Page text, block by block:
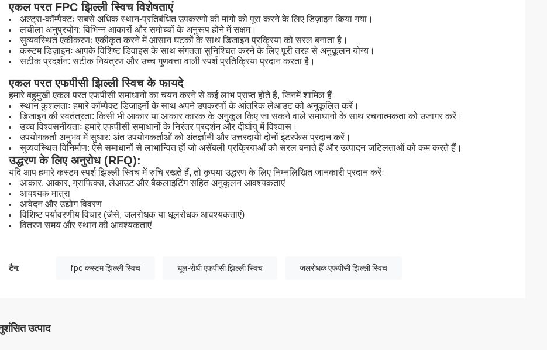
एकल परत FPC झिल्ली स्विच विशेषताएं
अल्ट्रा-कॉम्पैक्टः सबसे अधिक स्थान-प्रतिबंधित उपकरणों की मांगों को पूरा करने के लिए डिज़ाइन किया गया।
लचीला अनुप्रयोग: विभिन्न आकारों और समोच्चों के अनुरूप होने में सक्षम।
सुव्यवस्थित एकीकरणः एकीकृत करने में आसान घटकों के साथ डिजाइन प्रक्रिया को सरल बनाता है।
कस्टम डिज़ाइनः आपके विशिष्ट डिवाइस के साथ संगतता सुनिश्चित करने के लिए पूरी तरह से अनुकूलन योग्य।
सटीक प्रदर्शन: सटीक नियंत्रण और उच्च गुणवत्ता वाली स्पर्श प्रतिक्रिया प्रदान करता है।
एकल परत एफपीसी झिल्ली स्विच के फायदे
हमारे बहुमुखी एकल परत एफपीसी समाधानों का चयन करने से कई लाभ प्राप्त होते हैं, जिनमें शामिल हैंः
स्थान कुशलताः हमारे कॉम्पैक्ट डिजाइनों के साथ अपने उपकरणों के आंतरिक लेआउट को अनुकूलित करें।
डिजाइन की स्वतंत्रता: किसी भी आकार या आकार कारक के अनुकूल किए जा सकने वाले समाधानों के साथ रचनात्मकता को उजागर करें।
उच्च विश्वसनीयताः हमारे एफपीसी समाधानों के निरंतर प्रदर्शन और दीर्घायु में विश्वास।
उपयोगकर्ता अनुभव में सुधार: अंत उपयोगकर्ताओं को अंतर्ज्ञानी और उत्तरदायी दोनों इंटरफेस प्रदान करें।
सुव्यवस्थित विनिर्माण: ऐसे समाधानों से लाभान्वित हों जो असेंबली प्रक्रियाओं को सरल बनाते हैं और उत्पादन जटिलताओं को कम करते हैं।
उद्धरण के लिए अनुरोध (RFQ):
यदि आप हमारे कस्टम स्पर्श झिल्ली स्विच में रुचि रखते हैं, तो कृपया उद्धरण के लिए निम्नलिखित जानकारी प्रदान करेंः
आकार, आकार, ग्राफिक्स, लेआउट और बैकलाइटिंग सहित अनुकूलन आवश्यकताएं
आवश्यक मात्रा
आवेदन और उद्योग विवरण
विशिष्ट पर्यावरणीय विचार (जैसे, जलरोधक या धूलरोधक आवश्यकताएं)
वितरण समय और स्थान की आवश्यकताएं
टैग: fpc कस्टम झिल्ली स्विच धूल-रोधी एफपीसी झिल्ली स्विच जलरोधक एफपीसी झिल्ली स्विच
उत्पाद